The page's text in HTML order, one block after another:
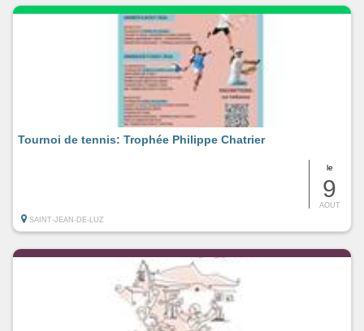
le
9
AOUT
Tournoi de tennis: Trophée Philippe Chatrier
SAINT-JEAN-DE-LUZ